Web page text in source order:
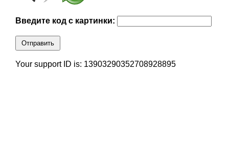
Введите код с картинки:
Отправить
Your support ID is: 13903290352708928895